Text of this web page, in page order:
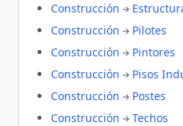
Construcción
Construcción
Pilotes
Construcción
Pintores
Construcción
Pisos
Construcción
Postes
Construcción
Techos